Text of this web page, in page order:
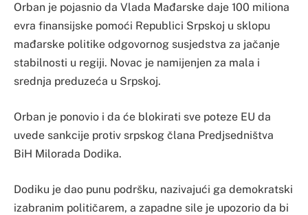
Orban je pojasnio da Vlada Mađarske daje 100 miliona
evra finansijske pomoći Republici Srpskoj u sklopu
mađarske politike odgovornog susjedstva za jačanje
stabilnosti u regiji. Novac je namijenjen za mala i
srednja preduzeća u Srpskoj.
Orban je ponovio i da će blokirati sve poteze EU da
uvede sankcije protiv srpskog člana Predjsedništva
BiH Milorada Dodika.
Dodiku je dao punu podršku, nazivajući ga demokratski
izabranim političarem, a zapadne sile je upozorio da bi